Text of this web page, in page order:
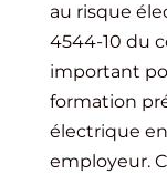
au risque
4544-10 du
important
formation
électrique
employeur.